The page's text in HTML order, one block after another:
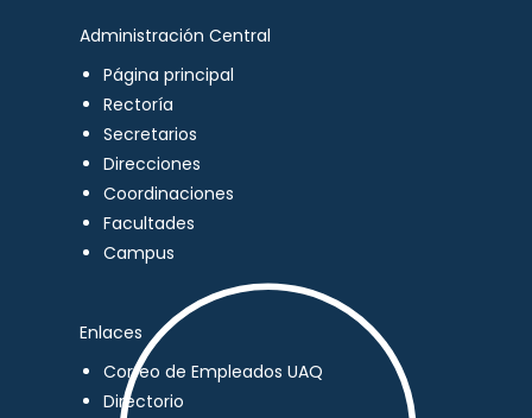
Administración Central
Página principal
Rectoría
Secretarios
Direcciones
Coordinaciones
Facultades
Campus
Enlaces
Correo de Empleados UAQ
Directorio